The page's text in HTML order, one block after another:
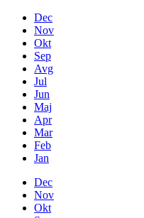
Dec
Nov
Okt
Sep
Avg
Jul
Jun
Maj
Apr
Mar
Feb
Jan
Dec
Nov
Okt